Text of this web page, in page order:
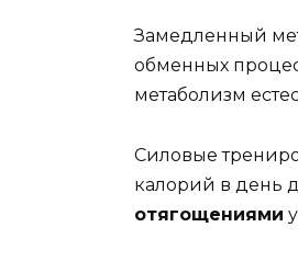
Замедленный
обменных
метаболизм
Силовые
калорий в день
отягощениями